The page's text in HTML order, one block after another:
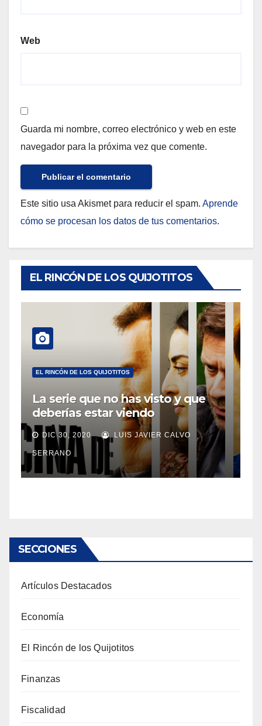
Web
Guarda mi nombre, correo electrónico y web en este
navegador para la próxima vez que comente.
Este sitio usa Akismet para reducir el spam. Aprende
cómo se procesan los datos de tus comentarios.
EL RINCÓN DE LOS QUIJOTITOS
EL RINCÓN DE LOS QUIJOTITOS
La serie que no has visto y que
deberías estar viendo
DIC 30, 2020 LUIS JAVIER CALVO
SERRANO
SECCIONES
Artículos Destacados
Economía
El Rincón de los Quijotitos
Finanzas
Fiscalidad